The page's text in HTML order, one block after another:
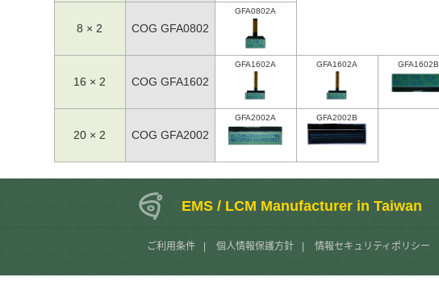
8 × 2 COG GFA0802
GFA0802A
16 × 2 COG GFA1602
GFA1602A GFA1602A GFA1602B
20 × 2 COG GFA2002
GFA2002A GFA2002B
EMS / LCM Manufacturer in Taiwan
ご利用条件 個人情報保護方針 情報セキュリティポリシー